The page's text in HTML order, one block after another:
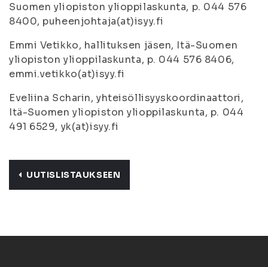
Suomen yliopiston ylioppilaskunta, p. 044 576
8400, puheenjohtaja(at)isyy.fi
Emmi Vetikko, hallituksen jäsen, Itä-Suomen
yliopiston ylioppilaskunta, p. 044 576 8406,
emmi.vetikko(at)isyy.fi
Eveliina Scharin, yhteisöllisyyskoordinaattori,
Itä-Suomen yliopiston ylioppilaskunta, p. 044
491 6529, yk(at)isyy.fi
UUTISLISTAUKSEEN